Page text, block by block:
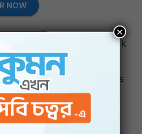
NOW
Basic Skills Workbook
to hold and use a
fun tracing
them to write letters
new edition features
and full-color images
trusted Kumon
with simple vertical
×